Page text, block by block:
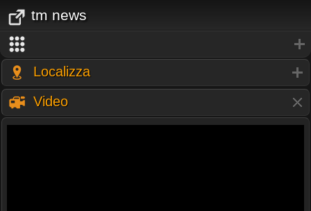
tm news
Localizza
Video